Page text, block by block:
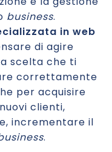
business.
in web
di agire
scelta che ti
correttamente
per acquisire
clienti,
incrementare il
.